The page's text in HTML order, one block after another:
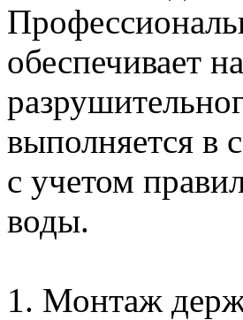
обеспечивает
выполняется в
с учетом
воды.
1. Монтаж